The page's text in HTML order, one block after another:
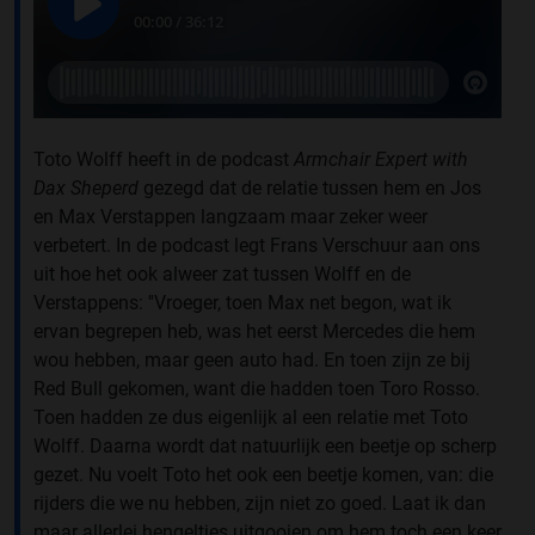
Toto Wolff heeft in de podcast Armchair Expert with
Dax Sheperd gezegd dat de relatie tussen hem en Jos
en Max Verstappen langzaam maar zeker weer
verbetert. In de podcast legt Frans Verschuur aan ons
uit hoe het ook alweer zat tussen Wolff en de
Verstappens: ''Vroeger, toen Max net begon, wat ik
ervan begrepen heb, was het eerst Mercedes die hem
wou hebben, maar geen auto had. En toen zijn ze bij
Red Bull gekomen, want die hadden toen Toro Rosso.
Toen hadden ze dus eigenlijk al een relatie met Toto
Wolff. Daarna wordt dat natuurlijk een beetje op scherp
gezet. Nu voelt Toto het ook een beetje komen, van: die
rijders die we nu hebben, zijn niet zo goed. Laat ik dan